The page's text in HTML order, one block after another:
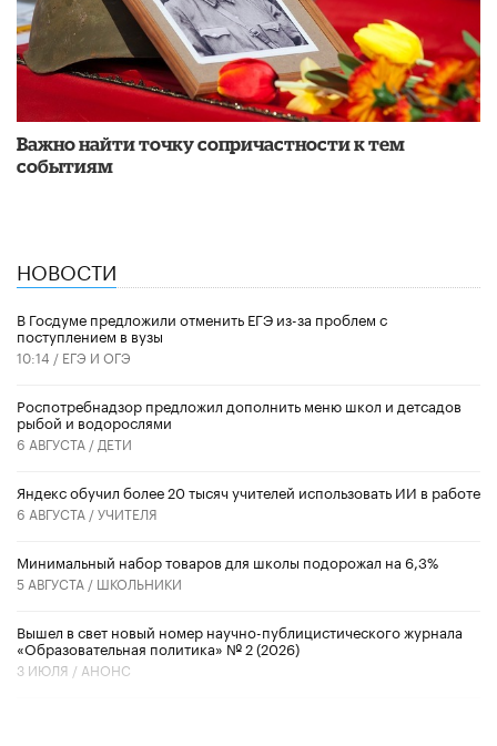
Важно найти точку сопричастности к тем
событиям
НОВОСТИ
В Госдуме предложили отменить ЕГЭ из-за проблем с
поступлением в вузы
10:14 / ЕГЭ И ОГЭ
Роспотребнадзор предложил дополнить меню школ и детсадов
рыбой и водорослями
6 АВГУСТА / ДЕТИ
​Яндекс обучил более 20 тысяч учителей использовать ИИ в работе
6 АВГУСТА /УЧИТЕЛЯ
Минимальный набор товаров для школы подорожал на 6,3%
5 АВГУСТА / ШКОЛЬНИКИ
Вышел в свет новый номер научно-публицистического журнала
«Образовательная политика» № 2 (2026)
3 ИЮЛЯ / АНОНС